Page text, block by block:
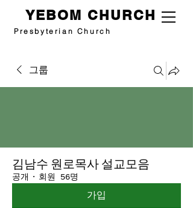
Presbyterian Church
YEBOM CHURCH
그룹
김남수 원로목사 설교모음
공개 · 회원 56명
가입